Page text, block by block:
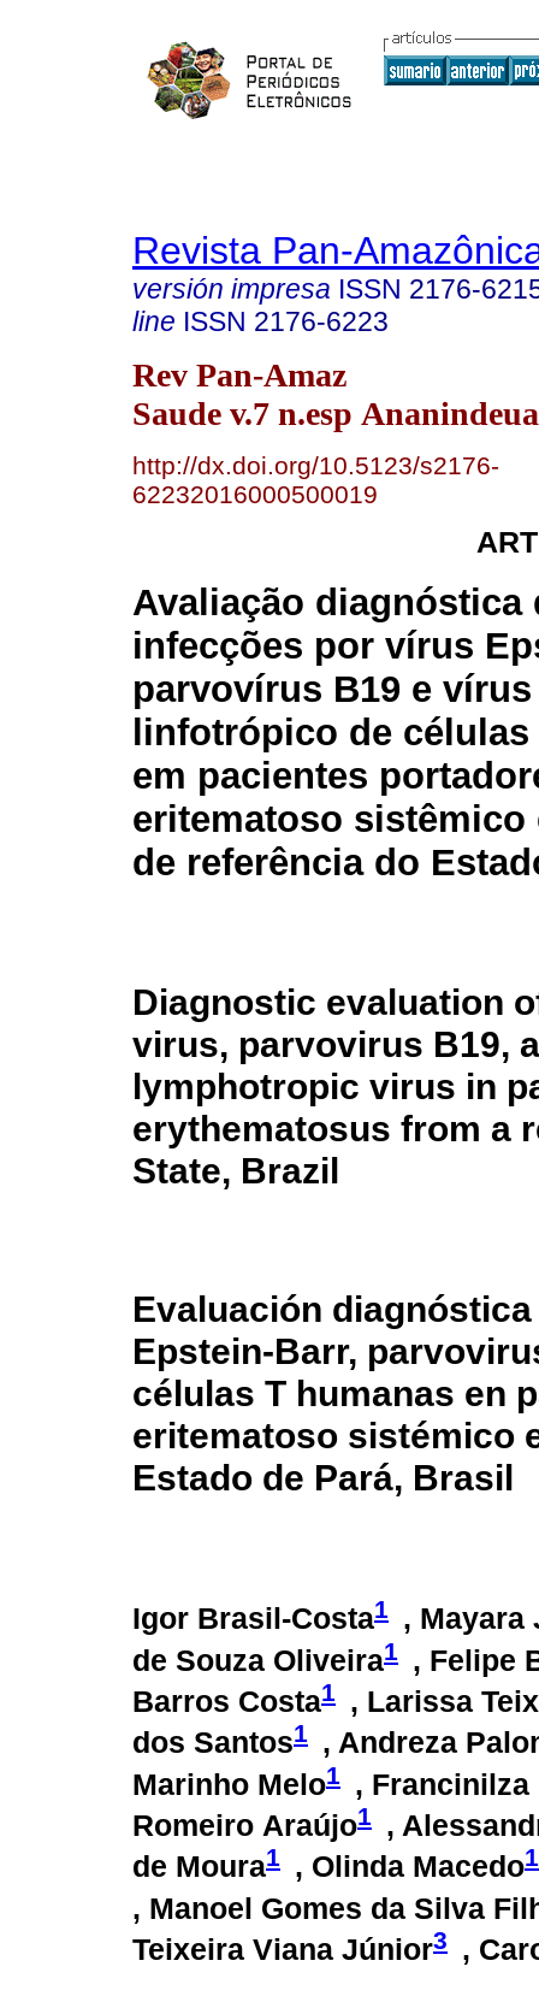
Revista Pan-
versión impresa ISSN 2176-
line ISSN 2176-6223
Rev Pan-Amaz
Saude v.7 n.esp
http://dx.doi.org/10.5123/s2176-
62232016000500019
Avaliação diagnóstica
infecções por vírus
parvovírus B19 e vírus
linfotrópico de
em pacientes
eritematoso sistêmico
de referência do
Diagnostic evaluation
virus, parvovirus B19,
lymphotropic virus in
erythematosus from a
State, Brazil
Evaluación
Epstein-Barr,
células T humanas en
eritematoso sistémico
Estado de Pará, Brasil
Igor Brasil-Costa1 , Mayara
de Souza Oliveira1 , Felipe
Barros Costa1 , Larissa
dos Santos1 , Andreza
Marinho Melo1 , Francinilza
Romeiro Araújo1 ,
de Moura1 , Olinda Macedo1
, Manoel Gomes da Silva
Teixeira Viana Júnior3 ,